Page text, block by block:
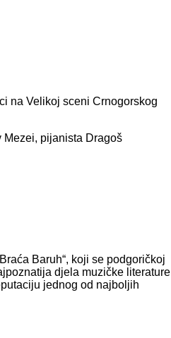
na Velikoj sceni Crnogorskog
Mezei, pijanista Dragoš
Baruh“, koji se podgoričkoj
djela muzičke literature
jednog od najboljih